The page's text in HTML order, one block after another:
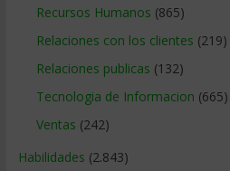
Recursos Humanos (865)
Relaciones con los clientes (219)
Relaciones publicas (132)
Tecnologia de Informacion (665)
Ventas (242)
Habilidades (2.843)